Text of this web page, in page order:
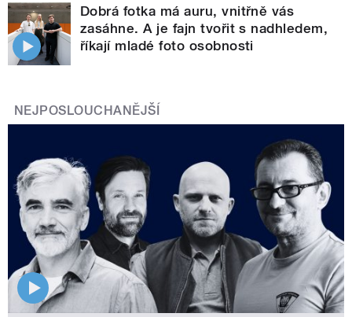
Dobrá fotka má auru, vnitřně vás
zasáhne. A je fajn tvořit s nadhledem,
říkají mladé foto osobnosti
NEJPOSLOUCHANĚJŠÍ